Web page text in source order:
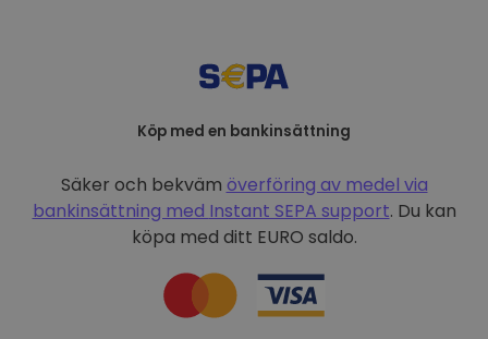
Köp med en bankinsättning
Säker och bekväm överföring av medel via
bankinsättning med Instant SEPA support. Du kan
köpa med ditt EURO saldo.